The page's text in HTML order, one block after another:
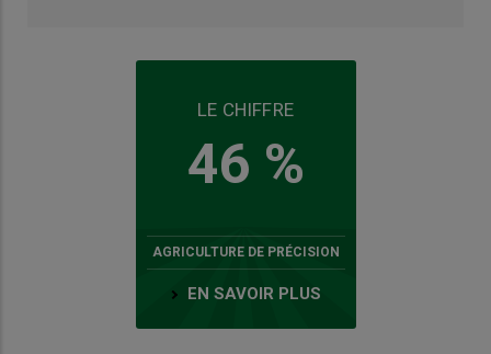
LE CHIFFRE
46 %
AGRICULTURE DE PRÉCISION
EN SAVOIR PLUS